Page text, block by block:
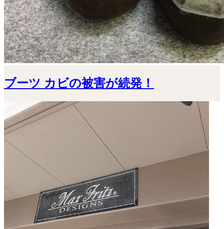
ブーツ カビの被害が続発！